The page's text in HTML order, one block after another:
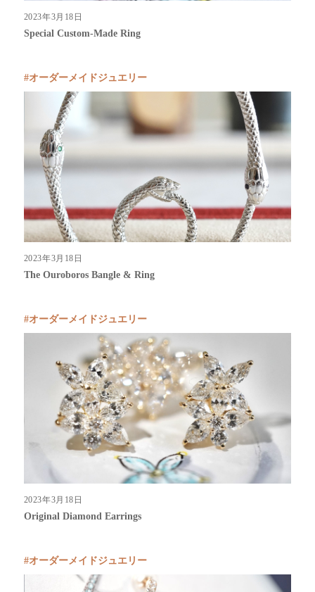
2023年3月18日
Special Custom-Made Ring
オーダーメイドジュエリー
2023年3月18日
The Ouroboros Bangle & Ring
オーダーメイドジュエリー
2023年3月18日
Original Diamond Earrings
オーダーメイドジュエリー